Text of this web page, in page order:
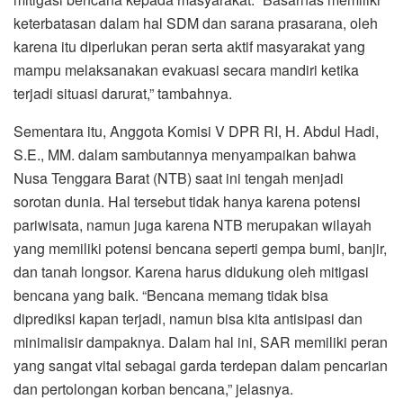
keterbatasan dalam hal SDM dan sarana prasarana, oleh
karena itu diperlukan peran serta aktif masyarakat yang
mampu melaksanakan evakuasi secara mandiri ketika
terjadi situasi darurat,” tambahnya.
Sementara itu, Anggota Komisi V DPR RI, H. Abdul Hadi,
S.E., MM. dalam sambutannya menyampaikan bahwa
Nusa Tenggara Barat (NTB) saat ini tengah menjadi
sorotan dunia. Hal tersebut tidak hanya karena potensi
pariwisata, namun juga karena NTB merupakan wilayah
yang memiliki potensi bencana seperti gempa bumi, banjir,
dan tanah longsor. Karena harus didukung oleh mitigasi
bencana yang baik. “Bencana memang tidak bisa
diprediksi kapan terjadi, namun bisa kita antisipasi dan
minimalisir dampaknya. Dalam hal ini, SAR memiliki peran
yang sangat vital sebagai garda terdepan dalam pencarian
dan pertolongan korban bencana,” jelasnya.